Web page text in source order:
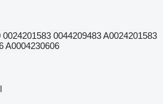
0044209483 A0024201583
A0004230606